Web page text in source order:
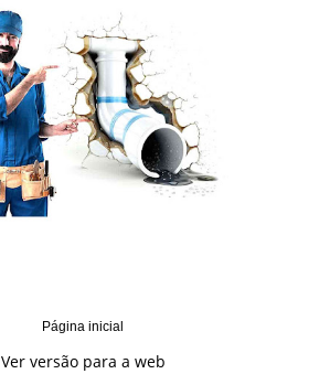
Página inicial
Ver versão para a web